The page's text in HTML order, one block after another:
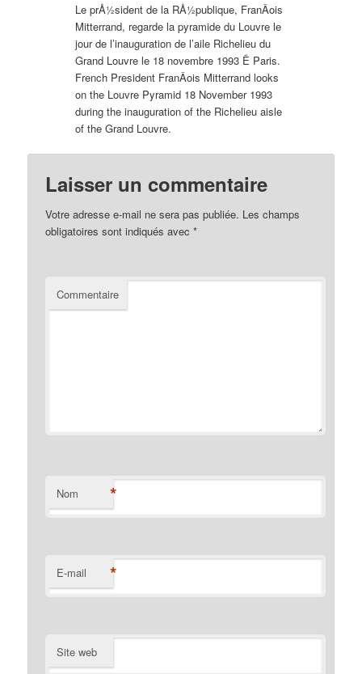
Le prÅ½sident de la RÅ½publique, FranÂois
Mitterrand, regarde la pyramide du Louvre le
jour de l’inauguration de l’aile Richelieu du
Grand Louvre le 18 novembre 1993 Ë Paris.
French President FranÂois Mitterrand looks
on the Louvre Pyramid 18 November 1993
during the inauguration of the Richelieu aisle
of the Grand Louvre.
Laisser un commentaire
Votre adresse e-mail ne sera pas publiée. Les champs
obligatoires sont indiqués avec*
Commentaire
Nom *
E-mail *
Site web